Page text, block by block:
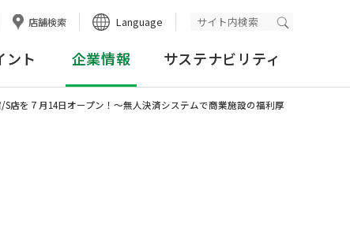
店舗検索 Language 検索実行
ント 企業情報 サステナビリティ
店を７月14日オープン！～無人決済システムで商業施設の福利厚